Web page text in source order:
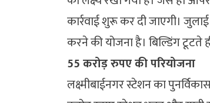
कार्रवाई शुरू कर दी जाएगी।
करने की योजना है। बिल्डिंग टूटते
55 करोड़ रुपए की परियोजना
लक्ष्मीबाईनगर स्टेशन का